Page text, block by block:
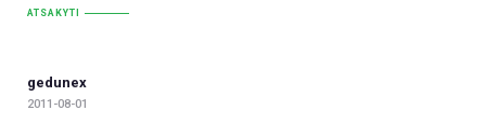
ATSAKYTI
gedunex
2011-08-01